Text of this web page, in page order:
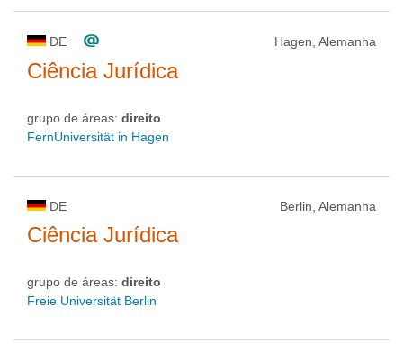
DE Hagen, Alemanha
Ciência Jurídica
grupo de áreas: direito
FernUniversität in Hagen
DE Berlin, Alemanha
Ciência Jurídica
grupo de áreas: direito
Freie Universität Berlin